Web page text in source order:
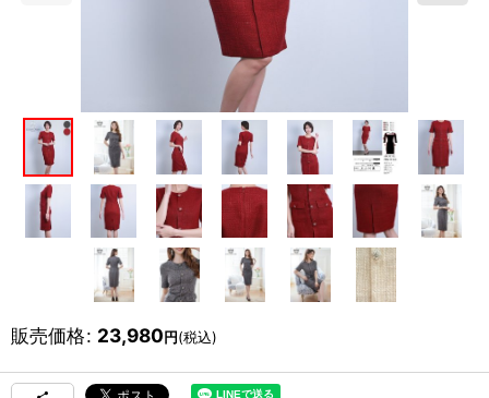
販売価格: 23,980円(税込)